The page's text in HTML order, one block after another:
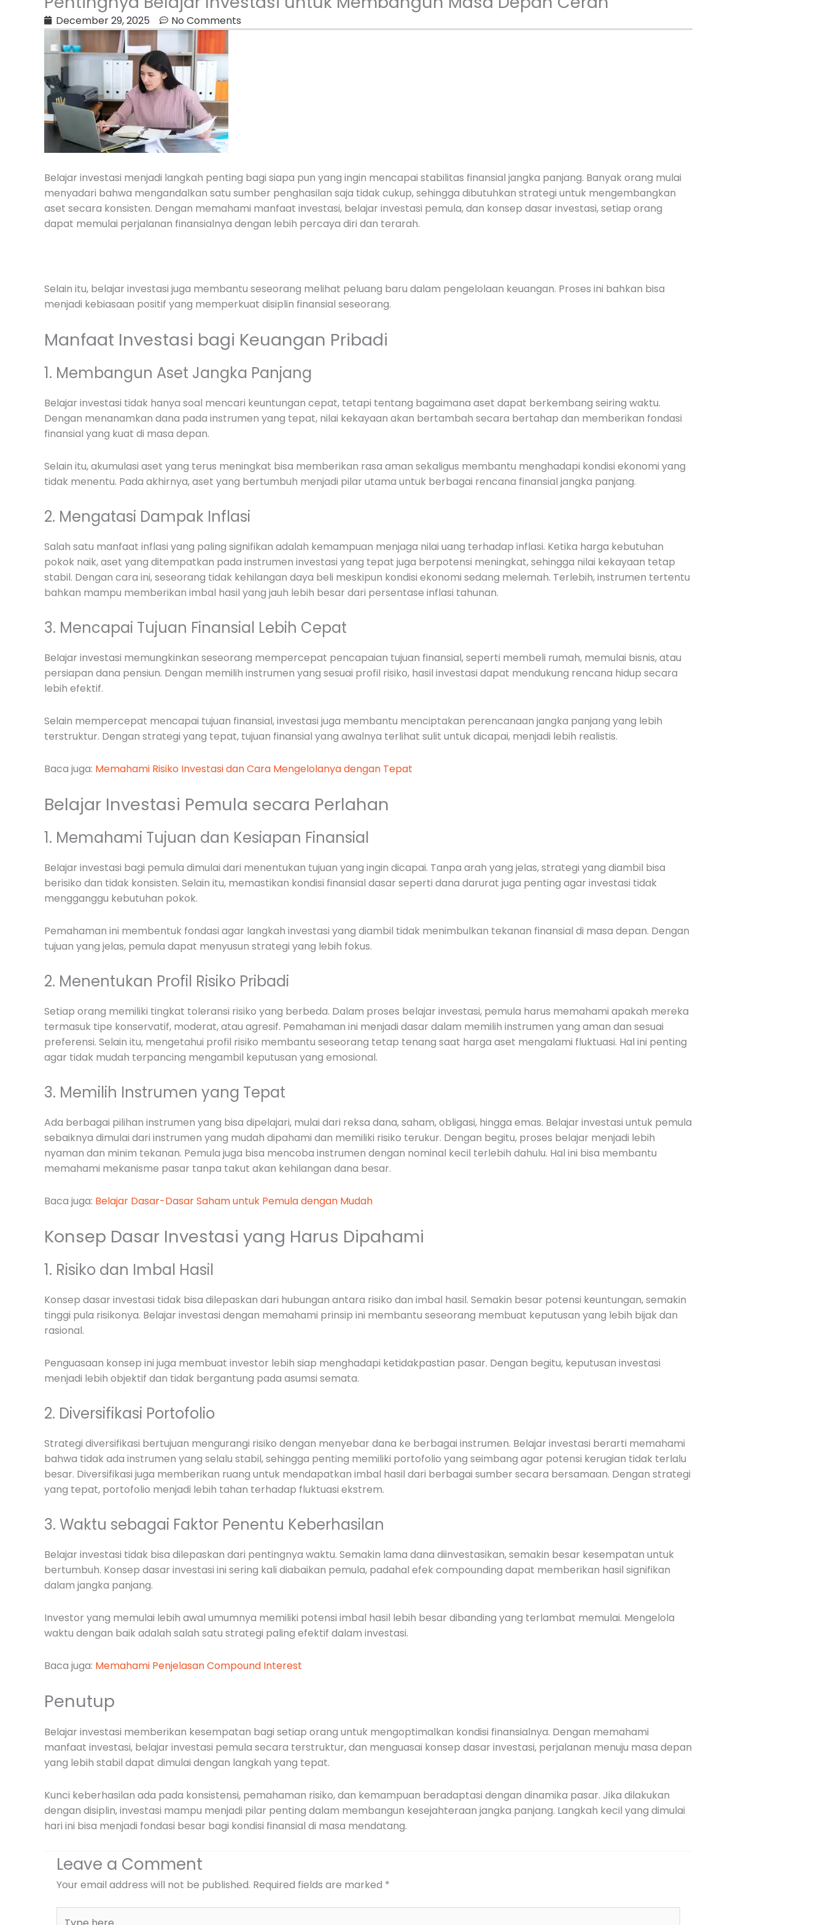
December 29, 2025 No Comments
Belajar investasi menjadi langkah penting bagi siapa pun yang ingin mencapai stabilitas finansial jangka panjang. Banyak orang mulai
menyadari bahwa mengandalkan satu sumber penghasilan saja tidak cukup, sehingga dibutuhkan strategi untuk mengembangkan
aset secara konsisten. Dengan memahami manfaat investasi, belajar investasi pemula, dan konsep dasar investasi, setiap orang
dapat memulai perjalanan finansialnya dengan lebih percaya diri dan terarah.
Selain itu, belajar investasi juga membantu seseorang melihat peluang baru dalam pengelolaan keuangan. Proses ini bahkan bisa
menjadi kebiasaan positif yang memperkuat disiplin finansial seseorang.
Manfaat Investasi bagi Keuangan Pribadi
1. Membangun Aset Jangka Panjang
Belajar investasi tidak hanya soal mencari keuntungan cepat, tetapi tentang bagaimana aset dapat berkembang seiring waktu.
Dengan menanamkan dana pada instrumen yang tepat, nilai kekayaan akan bertambah secara bertahap dan memberikan fondasi
finansial yang kuat di masa depan.
Selain itu, akumulasi aset yang terus meningkat bisa memberikan rasa aman sekaligus membantu menghadapi kondisi ekonomi yang
tidak menentu. Pada akhirnya, aset yang bertumbuh menjadi pilar utama untuk berbagai rencana finansial jangka panjang.
2. Mengatasi Dampak Inflasi
Salah satu manfaat inflasi yang paling signifikan adalah kemampuan menjaga nilai uang terhadap inflasi. Ketika harga kebutuhan
pokok naik, aset yang ditempatkan pada instrumen investasi yang tepat juga berpotensi meningkat, sehingga nilai kekayaan tetap
stabil. Dengan cara ini, seseorang tidak kehilangan daya beli meskipun kondisi ekonomi sedang melemah. Terlebih, instrumen tertentu
bahkan mampu memberikan imbal hasil yang jauh lebih besar dari persentase inflasi tahunan.
3. Mencapai Tujuan Finansial Lebih Cepat
Belajar investasi memungkinkan seseorang mempercepat pencapaian tujuan finansial, seperti membeli rumah, memulai bisnis, atau
persiapan dana pensiun. Dengan memilih instrumen yang sesuai profil risiko, hasil investasi dapat mendukung rencana hidup secara
lebih efektif.
Selain mempercepat mencapai tujuan finansial, investasi juga membantu menciptakan perencanaan jangka panjang yang lebih
terstruktur. Dengan strategi yang tepat, tujuan finansial yang awalnya terlihat sulit untuk dicapai, menjadi lebih realistis.
Baca juga: Memahami Risiko Investasi dan Cara Mengelolanya dengan Tepat
Belajar Investasi Pemula secara Perlahan
1. Memahami Tujuan dan Kesiapan Finansial
Belajar investasi bagi pemula dimulai dari menentukan tujuan yang ingin dicapai. Tanpa arah yang jelas, strategi yang diambil bisa
berisiko dan tidak konsisten. Selain itu, memastikan kondisi finansial dasar seperti dana darurat juga penting agar investasi tidak
mengganggu kebutuhan pokok.
Pemahaman ini membentuk fondasi agar langkah investasi yang diambil tidak menimbulkan tekanan finansial di masa depan. Dengan
tujuan yang jelas, pemula dapat menyusun strategi yang lebih fokus.
2. Menentukan Profil Risiko Pribadi
Setiap orang memiliki tingkat toleransi risiko yang berbeda. Dalam proses belajar investasi, pemula harus memahami apakah mereka
termasuk tipe konservatif, moderat, atau agresif. Pemahaman ini menjadi dasar dalam memilih instrumen yang aman dan sesuai
preferensi. Selain itu, mengetahui profil risiko membantu seseorang tetap tenang saat harga aset mengalami fluktuasi. Hal ini penting
agar tidak mudah terpancing mengambil keputusan yang emosional.
3. Memilih Instrumen yang Tepat
Ada berbagai pilihan instrumen yang bisa dipelajari, mulai dari reksa dana, saham, obligasi, hingga emas. Belajar investasi untuk pemula
sebaiknya dimulai dari instrumen yang mudah dipahami dan memiliki risiko terukur. Dengan begitu, proses belajar menjadi lebih
nyaman dan minim tekanan. Pemula juga bisa mencoba instrumen dengan nominal kecil terlebih dahulu. Hal ini bisa membantu
memahami mekanisme pasar tanpa takut akan kehilangan dana besar.
Baca juga: Belajar Dasar-Dasar Saham untuk Pemula dengan Mudah
Konsep Dasar Investasi yang Harus Dipahami
1. Risiko dan Imbal Hasil
Konsep dasar investasi tidak bisa dilepaskan dari hubungan antara risiko dan imbal hasil. Semakin besar potensi keuntungan, semakin
tinggi pula risikonya. Belajar investasi dengan memahami prinsip ini membantu seseorang membuat keputusan yang lebih bijak dan
rasional.
Penguasaan konsep ini juga membuat investor lebih siap menghadapi ketidakpastian pasar. Dengan begitu, keputusan investasi
menjadi lebih objektif dan tidak bergantung pada asumsi semata.
2. Diversifikasi Portofolio
Strategi diversifikasi bertujuan mengurangi risiko dengan menyebar dana ke berbagai instrumen. Belajar investasi berarti memahami
bahwa tidak ada instrumen yang selalu stabil, sehingga penting memiliki portofolio yang seimbang agar potensi kerugian tidak terlalu
besar. Diversifikasi juga memberikan ruang untuk mendapatkan imbal hasil dari berbagai sumber secara bersamaan. Dengan strategi
yang tepat, portofolio menjadi lebih tahan terhadap fluktuasi ekstrem.
3. Waktu sebagai Faktor Penentu Keberhasilan
Belajar investasi tidak bisa dilepaskan dari pentingnya waktu. Semakin lama dana diinvestasikan, semakin besar kesempatan untuk
bertumbuh. Konsep dasar investasi ini sering kali diabaikan pemula, padahal efek compounding dapat memberikan hasil signifikan
dalam jangka panjang.
Investor yang memulai lebih awal umumnya memiliki potensi imbal hasil lebih besar dibanding yang terlambat memulai. Mengelola
waktu dengan baik adalah salah satu strategi paling efektif dalam investasi.
Baca juga: Memahami Penjelasan Compound Interest
Penutup
Belajar investasi memberikan kesempatan bagi setiap orang untuk mengoptimalkan kondisi finansialnya. Dengan memahami
manfaat investasi, belajar investasi pemula secara terstruktur, dan menguasai konsep dasar investasi, perjalanan menuju masa depan
yang lebih stabil dapat dimulai dengan langkah yang tepat.
Kunci keberhasilan ada pada konsistensi, pemahaman risiko, dan kemampuan beradaptasi dengan dinamika pasar. Jika dilakukan
dengan disiplin, investasi mampu menjadi pilar penting dalam membangun kesejahteraan jangka panjang. Langkah kecil yang dimulai
hari ini bisa menjadi fondasi besar bagi kondisi finansial di masa mendatang.
Leave a Comment
Your email address will not be published. Required fields are marked *